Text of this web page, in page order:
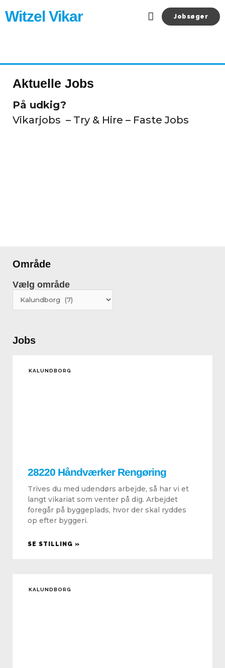
tilWitzel Vikar Jobsøger
Aktuelle Jobs
På udkig?
Vikarjobs – Try & Hire – Faste Jobs
Jobs
KALUNDBORG
28220 Håndværker Rengøring
Trives du med udendørs arbejde, så har vi et
langt vikariat som venter på dig. Arbejdet
foregår på byggeplads, hvor der skal ryddes
op efter byggeri.
SE STILLING »
KALUNDBORG
Område
Vælg område
Vælg